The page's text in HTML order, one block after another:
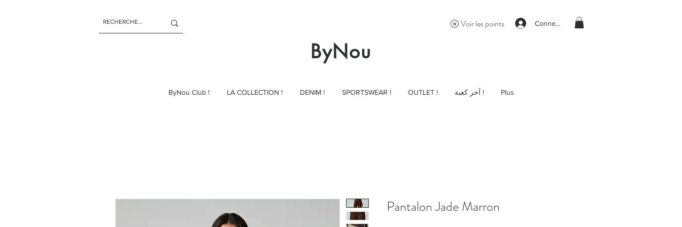
Connexion
Voir les points
ByNou
ByNou Club ! LA COLLECTION ! DENIM ! SPORTSWEAR ! OUTLET ! آخر كعبة ! Plus
Pantalon Jade Marron